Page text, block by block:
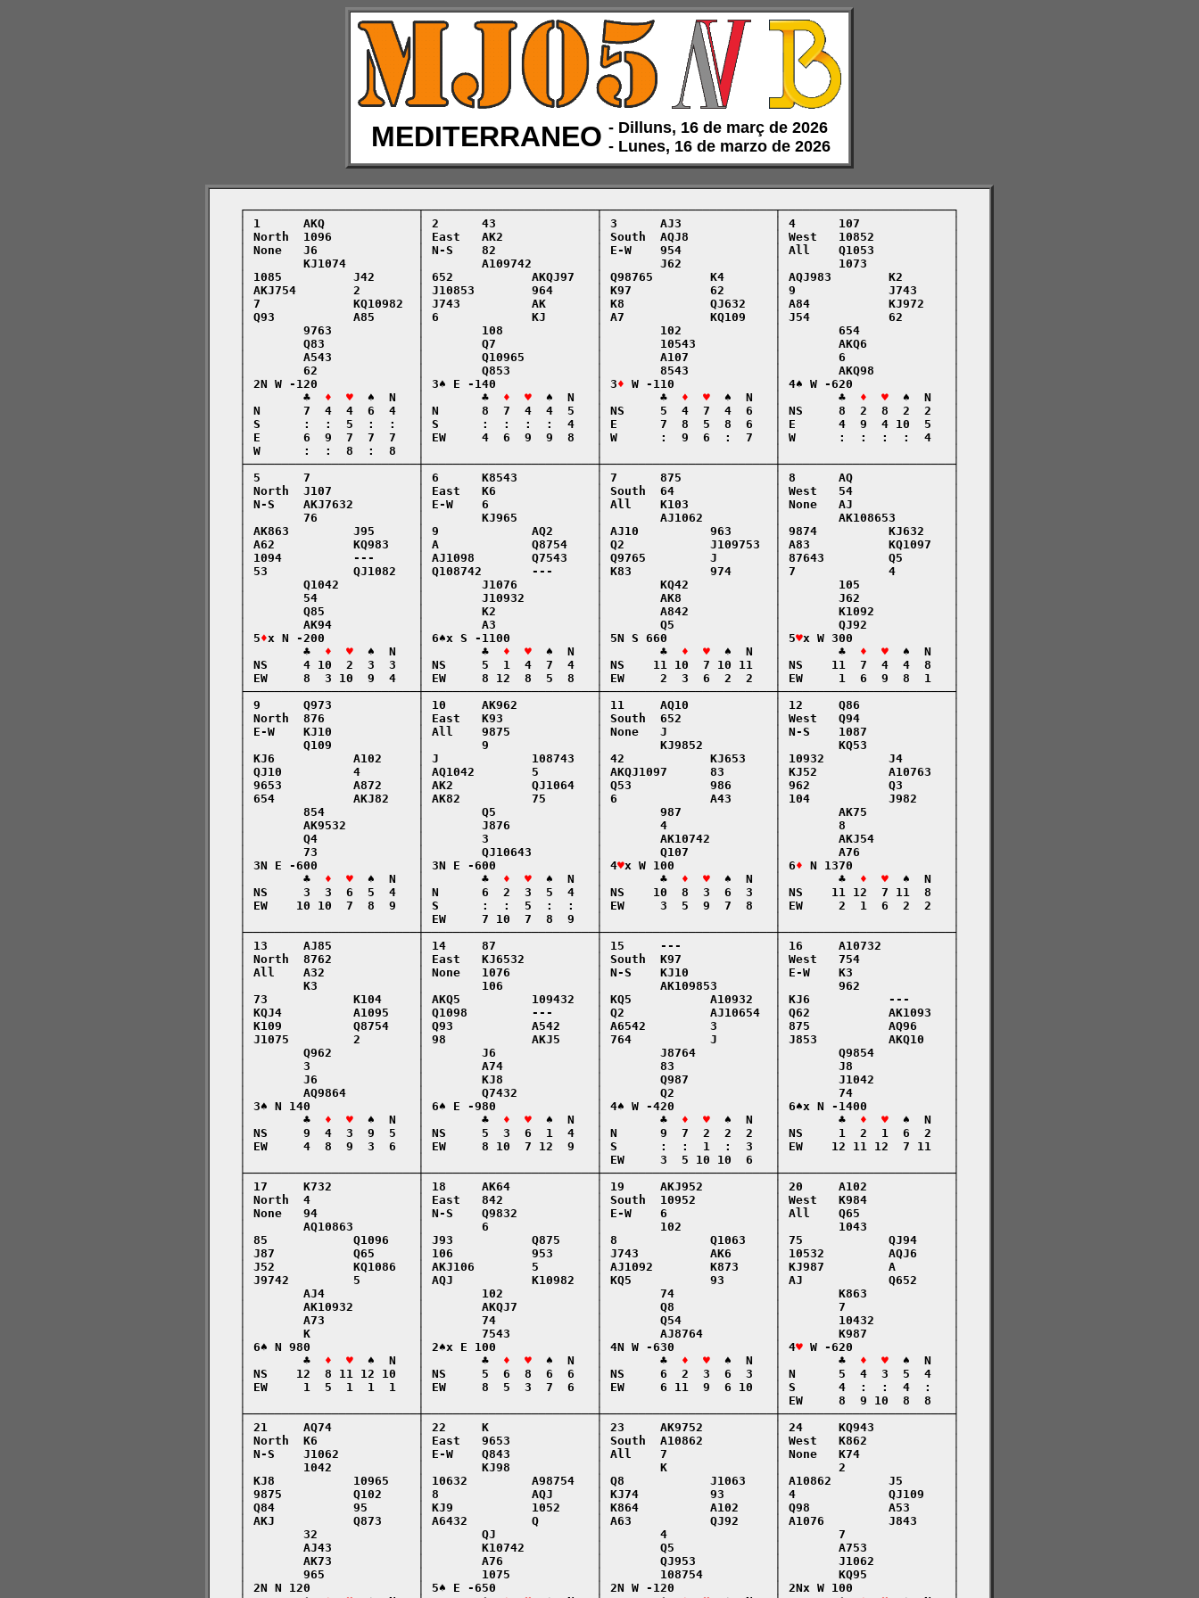
MEDITERRANEO ‑ Dilluns, 16 de març de 2026
‑ Lunes, 16 de marzo de 2026
    ┌────────────────────────┬────────────────────────┬────────────────────────┬────────────────────────┐
    │ 1      AKQ             │ 2      43              │ 3      AJ3             │ 4      107             │
    │ North  1096            │ East   AK2             │ South  AQJ8            │ West   10852           │
    │ None   J6              │ N-S    82              │ E-W    954             │ All    Q1053           │
    │        KJ1074          │        A109742         │        J62             │        1073            │
    │ 1085          J42      │ 652           AKQJ97   │ Q98765        K4       │ AQJ983        K2       │
    │ AKJ754        2        │ J10853        964      │ K97           62       │ 9             J743     │
    │ 7             KQ10982  │ J743          AK       │ K8            QJ632    │ A84           KJ972    │
    │ Q93           A85      │ 6             KJ       │ A7            KQ109    │ J54           62       │
    │        9763            │        108             │        102             │        654             │
    │        Q83             │        Q7              │        10543           │        AKQ6            │
    │        A543            │        Q10965          │        A107            │        6               │
    │        62              │        Q853            │        8543            │        AKQ98           │
    │ 2N W -120              │ 3♠ E -140              │ 3
♦ W -110              │ 4♠ W -620              │
    │        ♣
♦  ♥
  ♠  N   │        ♣
♦  ♥
  ♠  N   │        ♣
♦  ♥
  ♠  N   │        ♣
♦  ♥
  ♠  N   │
    │ N      7  4  4  6  4   │ N      8  7  4  4  5   │ NS     5  4  7  4  6   │ NS     8  2  8  2  2   │
    │ S      :  :  5  :  :   │ S      :  :  :  :  4   │ E      7  8  5  8  6   │ E      4  9  4 10  5   │
    │ E      6  9  7  7  7   │ EW     4  6  9  9  8   │ W      :  9  6  :  7   │ W      :  :  :  :  4   │
    │ W      :  :  8  :  8   │                        │                        │                        │
    ├────────────────────────┼────────────────────────┼────────────────────────┼────────────────────────┤
    │ 5      7               │ 6      K8543           │ 7      875             │ 8      AQ              │
    │ North  J107            │ East   K6              │ South  64              │ West   54              │
    │ N-S    AKJ7632         │ E-W    6               │ All    K103            │ None   AJ              │
    │        76              │        KJ965           │        AJ1062          │        AK108653        │
    │ AK863         J95      │ 9             AQ2      │ AJ10          963      │ 9874          KJ632    │
    │ A62           KQ983    │ A             Q8754    │ Q2            J109753  │ A83           KQ1097   │
    │ 1094          ---      │ AJ1098        Q7543    │ Q9765         J        │ 87643         Q5       │
    │ 53            QJ1082   │ Q108742       ---      │ K83           974      │ 7             4        │
    │        Q1042           │        J1076           │        KQ42            │        105             │
    │        54              │        J10932          │        AK8             │        J62             │
    │        Q85             │        K2              │        A842            │        K1092           │
    │        AK94            │        A3              │        Q5              │        QJ92            │
    │ 5
♦x N -200             │ 6♠x S -1100            │ 5N S 660               │ 5♥x W 300              │
    │        ♣
♦  ♥
  ♠  N   │        ♣
♦  ♥
  ♠  N   │        ♣
♦  ♥
  ♠  N   │        ♣
♦  ♥
  ♠  N   │
    │ NS     4 10  2  3  3   │ NS     5  1  4  7  4   │ NS    11 10  7 10 11   │ NS    11  7  4  4  8   │
    │ EW     8  3 10  9  4   │ EW     8 12  8  5  8   │ EW     2  3  6  2  2   │ EW     1  6  9  8  1   │
    ├────────────────────────┼────────────────────────┼────────────────────────┼────────────────────────┤
    │ 9      Q973            │ 10     AK962           │ 11     AQ10            │ 12     Q86             │
    │ North  876             │ East   K93             │ South  652             │ West   Q94             │
    │ E-W    KJ10            │ All    9875            │ None   J               │ N-S    1087            │
    │        Q109            │        9               │        KJ9852          │        KQ53            │
    │ KJ6           A102     │ J             108743   │ 42            KJ653    │ 10932         J4       │
    │ QJ10          4        │ AQ1042        5        │ AKQJ1097      83       │ KJ52          A10763   │
    │ 9653          A872     │ AK2           QJ1064   │ Q53           986      │ 962           Q3       │
    │ 654           AKJ82    │ AK82          75       │ 6             A43      │ 104           J982     │
    │        854             │        Q5              │        987             │        AK75            │
    │        AK9532          │        J876            │        4               │        8               │
    │        Q4              │        3               │        AK10742         │        AKJ54           │
    │        73              │        QJ10643         │        Q107            │        A76             │
    │ 3N E -600              │ 3N E -600              │ 4
♥x W 100              │ 6♦ N 1370              │
    │        ♣
♦  ♥
  ♠  N   │        ♣
♦  ♥
  ♠  N   │        ♣
♦  ♥
  ♠  N   │        ♣
♦  ♥
  ♠  N   │
    │ NS     3  3  6  5  4   │ N      6  2  3  5  4   │ NS    10  8  3  6  3   │ NS    11 12  7 11  8   │
    │ EW    10 10  7  8  9   │ S      :  :  5  :  :   │ EW     3  5  9  7  8   │ EW     2  1  6  2  2   │
    │                        │ EW     7 10  7  8  9   │                        │                        │
    ├────────────────────────┼────────────────────────┼────────────────────────┼────────────────────────┤
    │ 13     AJ85            │ 14     87              │ 15     ---             │ 16     A10732          │
    │ North  8762            │ East   KJ6532          │ South  K97             │ West   754             │
    │ All    A32             │ None   1076            │ N-S    KJ10            │ E-W    K3              │
    │        K3              │        106             │        AK109853        │        962             │
    │ 73            K104     │ AKQ5          109432   │ KQ5           A10932   │ KJ6           ---      │
    │ KQJ4          A1095    │ Q1098         ---      │ Q2            AJ10654  │ Q62           AK1093   │
    │ K109          Q8754    │ Q93           A542     │ A6542         3        │ 875           AQ96     │
    │ J1075         2        │ 98            AKJ5     │ 764           J        │ J853          AKQ10    │
    │        Q962            │        J6              │        J8764           │        Q9854           │
    │        3               │        A74             │        83              │        J8              │
    │        J6              │        KJ8             │        Q987            │        J1042           │
    │        AQ9864          │        Q7432           │        Q2              │        74              │
    │ 3♠ N 140               │ 6♠ E -980              │ 4♠ W -420              │ 6♠x N -1400            │
    │        ♣
♦  ♥
  ♠  N   │        ♣
♦  ♥
  ♠  N   │        ♣
♦  ♥
  ♠  N   │        ♣
♦  ♥
  ♠  N   │
    │ NS     9  4  3  9  5   │ NS     5  3  6  1  4   │ N      9  7  2  2  2   │ NS     1  2  1  6  2   │
    │ EW     4  8  9  3  6   │ EW     8 10  7 12  9   │ S      :  :  1  :  3   │ EW    12 11 12  7 11   │
    │                        │                        │ EW     3  5 10 10  6   │                        │
    ├────────────────────────┼────────────────────────┼────────────────────────┼────────────────────────┤
    │ 17     K732            │ 18     AK64            │ 19     AKJ952          │ 20     A102            │
    │ North  4               │ East   842             │ South  10952           │ West   K984            │
    │ None   94              │ N-S    Q9832           │ E-W    6               │ All    Q65             │
    │        AQ10863         │        6               │        102             │        1043            │
    │ 85            Q1096    │ J93           Q875     │ 8             Q1063    │ 75            QJ94     │
    │ J87           Q65      │ 106           953      │ J743          AK6      │ 10532         AQJ6     │
    │ J52           KQ1086   │ AKJ106        5        │ AJ1092        K873     │ KJ987         A        │
    │ J9742         5        │ AQJ           K10982   │ KQ5           93       │ AJ            Q652     │
    │        AJ4             │        102             │        74              │        K863            │
    │        AK10932         │        AKQJ7           │        Q8              │        7               │
    │        A73             │        74              │        Q54             │        10432           │
    │        K               │        7543            │        AJ8764          │        K987            │
    │ 6♠ N 980               │ 2♠x E 100              │ 4N W -630              │ 4
♥ W -620              │
    │        ♣
♦  ♥
  ♠  N   │        ♣
♦  ♥
  ♠  N   │        ♣
♦  ♥
  ♠  N   │        ♣
♦  ♥
  ♠  N   │
    │ NS    12  8 11 12 10   │ NS     5  6  8  6  6   │ NS     6  2  3  6  3   │ N      5  4  3  5  4   │
    │ EW     1  5  1  1  1   │ EW     8  5  3  7  6   │ EW     6 11  9  6 10   │ S      4  :  :  4  :   │
    │                        │                        │                        │ EW     8  9 10  8  8   │
    ├────────────────────────┼────────────────────────┼────────────────────────┼────────────────────────┤
    │ 21     AQ74            │ 22     K               │ 23     AK9752          │ 24     KQ943           │
    │ North  K6              │ East   9653            │ South  A10862          │ West   K862            │
    │ N-S    J1062           │ E-W    Q843            │ All    7               │ None   K74             │
    │        1042            │        KJ98            │        K               │        2               │
    │ KJ8           10965    │ 10632         A98754   │ Q8            J1063    │ A10862        J5       │
    │ 9875          Q102     │ 8             AQJ      │ KJ74          93       │ 4             QJ109    │
    │ Q84           95       │ KJ9           1052     │ K864          A102     │ Q98           A53      │
    │ AKJ           Q873     │ A6432         Q        │ A63           QJ92     │ A1076         J843     │
    │        32              │        QJ              │        4               │        7               │
    │        AJ43            │        K10742          │        Q5              │        A753            │
    │        AK73            │        A76             │        QJ953           │        J1062           │
    │        965             │        1075            │        108754          │        KQ95            │
    │ 2N N 120               │ 5♠ E -650              │ 2N W -120              │ 2Nx W 100              │